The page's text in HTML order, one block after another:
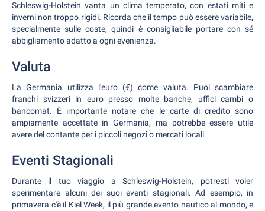
Schleswig-Holstein vanta un clima temperato, con estati miti e
inverni non troppo rigidi. Ricorda che il tempo può essere variabile,
specialmente sulle coste, quindi è consigliabile portare con sé
abbigliamento adatto a ogni evenienza.
Valuta
La Germania utilizza l'euro (€) come valuta. Puoi scambiare
franchi svizzeri in euro presso molte banche, uffici cambi o
bancomat. È importante notare che le carte di credito sono
ampiamente accettate in Germania, ma potrebbe essere utile
avere del contante per i piccoli negozi o mercati locali.
Eventi Stagionali
Durante il tuo viaggio a Schleswig-Holstein, potresti voler
sperimentare alcuni dei suoi eventi stagionali. Ad esempio, in
primavera c'è il Kiel Week, il più grande evento nautico al mondo, e